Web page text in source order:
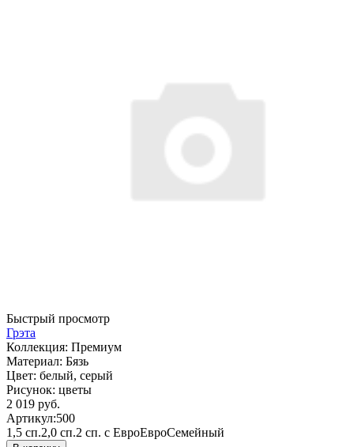
Быстрый просмотр
Грэта
Коллекция: Премиум
Материал: Бязь
Цвет: белый, серый
Рисунок: цветы
2 019 руб.
Артикул:500
1,5 сп.2,0 сп.2 сп. с ЕвроЕвроСемейный